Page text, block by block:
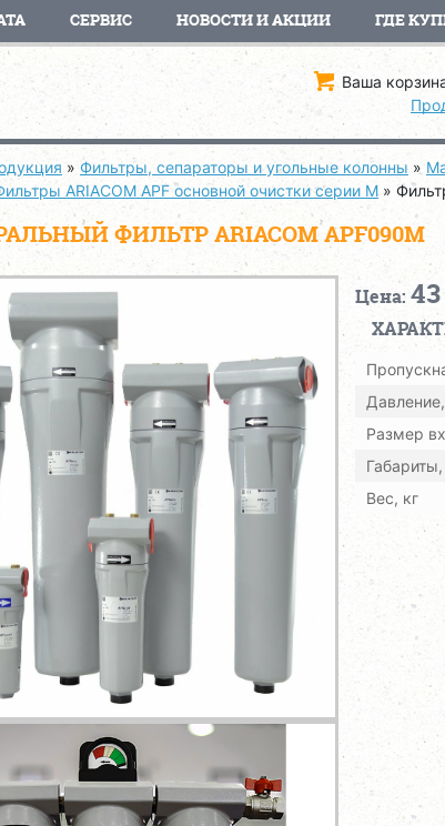
СЕРВИС НОВОСТИ И АКЦИИ ГДЕ
Ваша
» Фильтры, сепараторы и угольные колонны »
ARIACOM APF основной очистки серии M»
ФИЛЬТР ARIACOM APF090M
Цена:
Размер
Вес, кг